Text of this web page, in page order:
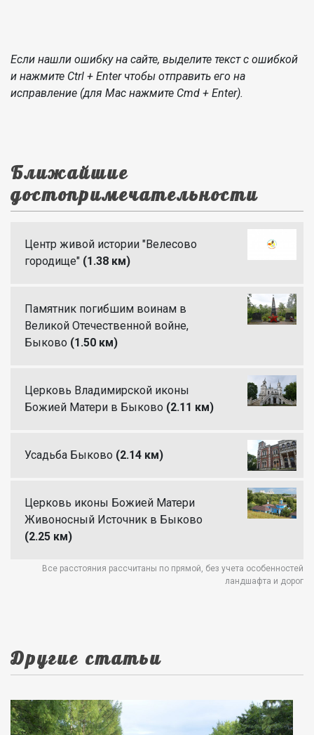
Если нашли ошибку на сайте, выделите текст с ошибкой
и нажмите Ctrl + Enter чтобы отправить его на
исправление (для Mac нажмите Cmd + Enter).
Ближайшие
достопримечательности
Центр живой истории "Велесово
городище" (1.38 км)
Памятник погибшим воинам в
Великой Отечественной войне,
Быково (1.50 км)
Церковь Владимирской иконы
Божией Матери в Быково (2.11 км)
Усадьба Быково (2.14 км)
Церковь иконы Божией Матери
Живоносный Источник в Быково
(2.25 км)
Все расстояния рассчитаны по прямой, без учета особенностей
ландшафта и дорог
Другие статьи